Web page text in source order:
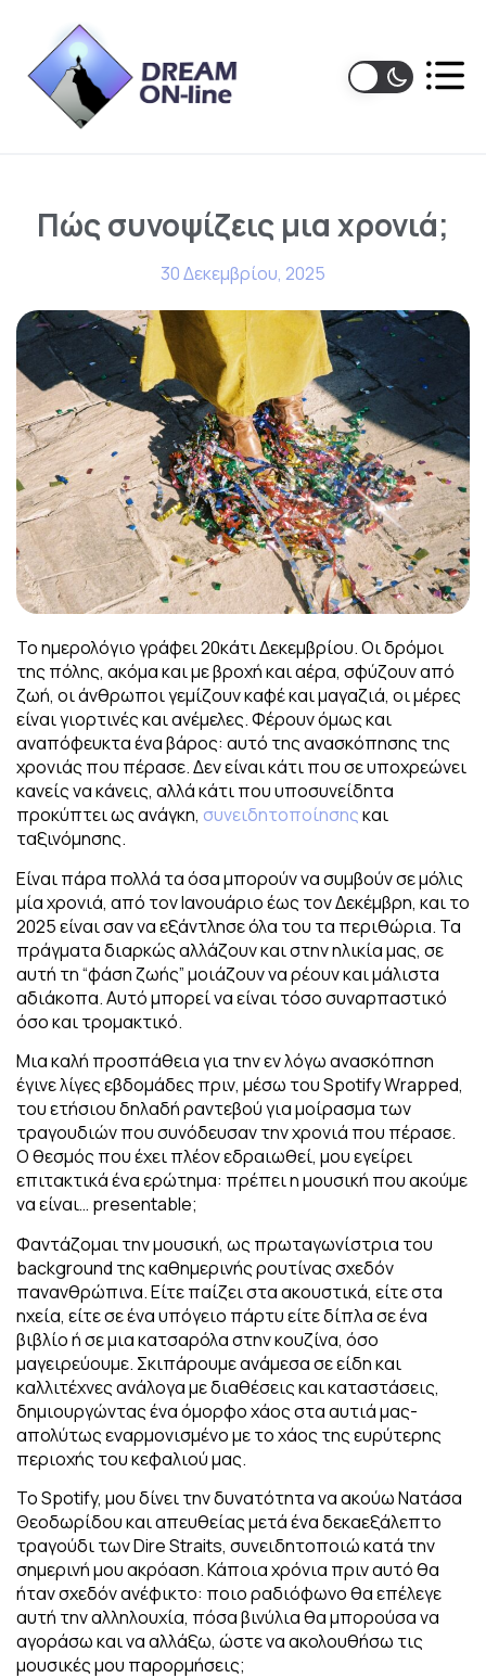
Πώς συνοψίζεις μια χρονιά;
30 Δεκεμβρίου, 2025
Το ημερολόγιο γράφει 20κάτι Δεκεμβρίου. Οι δρόμοι
της πόλης, ακόμα και με βροχή και αέρα, σφύζουν από
ζωή, οι άνθρωποι γεμίζουν καφέ και μαγαζιά, οι μέρες
είναι γιορτινές και ανέμελες. Φέρουν όμως και
αναπόφευκτα ένα βάρος: αυτό της ανασκόπησης της
χρονιάς που πέρασε. Δεν είναι κάτι που σε υποχρεώνει
κανείς να κάνεις, αλλά κάτι που υποσυνείδητα
προκύπτει ως ανάγκη, συνειδητοποίησηςκαι
ταξινόμησης.
Είναι πάρα πολλά τα όσα μπορούν να συμβούν σε μόλις
μία χρονιά, από τον Ιανουάριο έως τον Δεκέμβρη, και το
2025 είναι σαν να εξάντλησε όλα του τα περιθώρια. Τα
πράγματα διαρκώς αλλάζουν και στην ηλικία μας, σε
αυτή τη “φάση ζωής” μοιάζουν να ρέουν και μάλιστα
αδιάκοπα. Αυτό μπορεί να είναι τόσο συναρπαστικό
όσο και τρομακτικό.
Μια καλή προσπάθεια για την εν λόγω ανασκόπηση
έγινε λίγες εβδομάδες πριν, μέσω του Spotify Wrapped,
του ετήσιου δηλαδή ραντεβού για μοίρασμα των
τραγουδιών που συνόδευσαν την χρονιά που πέρασε.
Ο θεσμός που έχει πλέον εδραιωθεί, μου εγείρει
επιτακτικά ένα ερώτημα: πρέπει η μουσική που ακούμε
να είναι… presentable;
Φαντάζομαι την μουσική, ως πρωταγωνίστρια του
background της καθημερινής ρουτίνας σχεδόν
πανανθρώπινα. Είτε παίζει στα ακουστικά, είτε στα
ηχεία, είτε σε ένα υπόγειο πάρτυ είτε δίπλα σε ένα
βιβλίο ή σε μια κατσαρόλα στην κουζίνα, όσο
μαγειρεύουμε. Σκιπάρουμε ανάμεσα σε είδη και
καλλιτέχνες ανάλογα με διαθέσεις και καταστάσεις,
δημιουργώντας ένα όμορφο χάος στα αυτιά μας-
απολύτως εναρμονισμένο με το χάος της ευρύτερης
περιοχής του κεφαλιού μας.
Το Spotify, μου δίνει την δυνατότητα να ακούω Νατάσα
Θεοδωρίδου και απευθείας μετά ένα δεκαεξάλεπτο
τραγούδι των Dire Straits, συνειδητοποιώ κατά την
σημερινή μου ακρόαση. Κάποια χρόνια πριν αυτό θα
ήταν σχεδόν ανέφικτο: ποιο ραδιόφωνο θα επέλεγε
αυτή την αλληλουχία, πόσα βινύλια θα μπορούσα να
αγοράσω και να αλλάξω, ώστε να ακολουθήσω τις
μουσικές μου παρορμήσεις;